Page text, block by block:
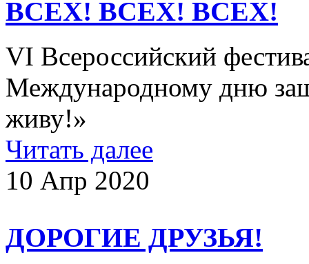
ВСЕХ! ВСЕХ! ВСЕХ!
VI Всероссийский
Международному дню
живу!»
Читать далее
10 Апр 2020
ДОРОГИЕ ДРУЗЬЯ!